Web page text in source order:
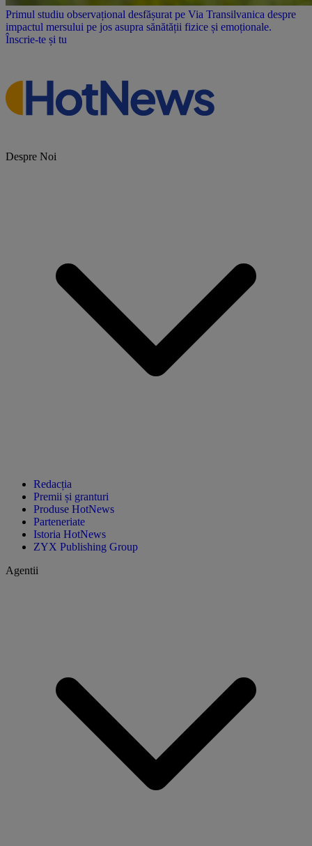
Primul studiu observațional desfășurat pe Via Transilvanica despre
impactul mersului pe jos asupra sănătății fizice și emoționale.
Înscrie-te și tu
Despre Noi
Redacția
Premii și granturi
Produse HotNews
Parteneriate
Istoria HotNews
ZYX Publishing Group
Agentii